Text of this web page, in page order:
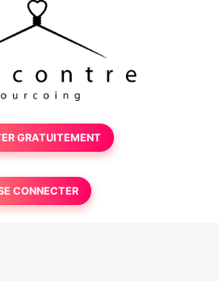
GRATUITEMENT
CONNECTER